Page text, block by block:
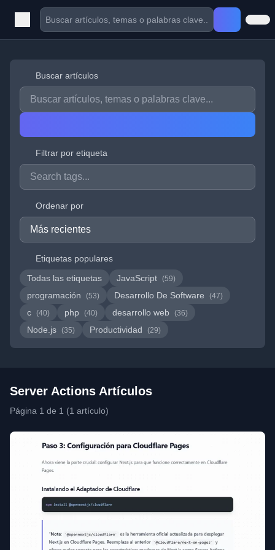
Buscar artículos
Filtrar por etiqueta
Ordenar por
Etiquetas populares
Todas las etiquetas
JavaScript (59)
programación (53) Desarrollo De Software (47)
c (40) php (40) desarrollo web (36)
Node.js (35) Productividad (29)
Server Actions Artículos
Página 1 de 1 (1 artículo)